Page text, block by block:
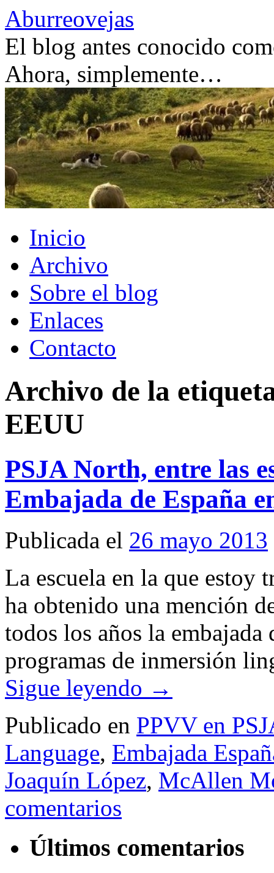
Saltar
al
contenido
Aburreovejas
El blog antes conocido
Ahora, simplemente…
Inicio
Archivo
Sobre el blog
Enlaces
Contacto
Archivo de la
EEUU
PSJA North, entre las
Embajada de España
Publicada el 26 mayo 2013
La escuela en la que estoy
ha obtenido una mención
todos los años la embajada
programas de inmersión
Sigue leyendo →
Publicado en PPVV en
Language, Embajada
Joaquín López, McAllen
comentarios
Últimos comentarios